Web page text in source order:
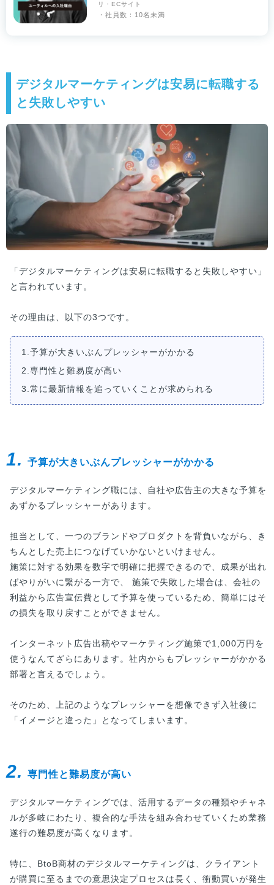
リ・ECサイト
・社員数：10名未満
デジタルマーケティングは安易に転職する
と失敗しやすい
「デジタルマーケティングは安易に転職すると失敗しやすい」
と言われています。
その理由は、以下の3つです。
1.予算が大きいぶんプレッシャーがかかる
2.専門性と難易度が高い
3.常に最新情報を追っていくことが求められる
1. 予算が大きいぶんプレッシャーがかかる
デジタルマーケティング職には、自社や広告主の大きな予算を
あずかるプレッシャーがあります。
担当として、一つのブランドやプロダクトを背負いながら、き
ちんとした売上につなげていかないといけません。
施策に対する効果を数字で明確に把握できるので、成果が出れ
ばやりがいに繋がる一方で、 施策で失敗した場合は、会社の
利益から広告宣伝費として予算を使っているため、簡単にはそ
の損失を取り戻すことができません。
インターネット広告出稿やマーケティング施策で1,000万円を
使うなんてざらにあります。社内からもプレッシャーがかかる
部署と言えるでしょう。
そのため、上記のようなプレッシャーを想像できず入社後に
「イメージと違った」となってしまいます。
2. 専門性と難易度が高い
デジタルマーケティングでは、活用するデータの種類やチャネ
ルが多岐にわたり、複合的な手法を組み合わせていくため業務
遂行の難易度が高くなります。
特に、BtoB商材のデジタルマーケティングは、クライアント
が購買に至るまでの意思決定プロセスは長く、衝動買いが発生